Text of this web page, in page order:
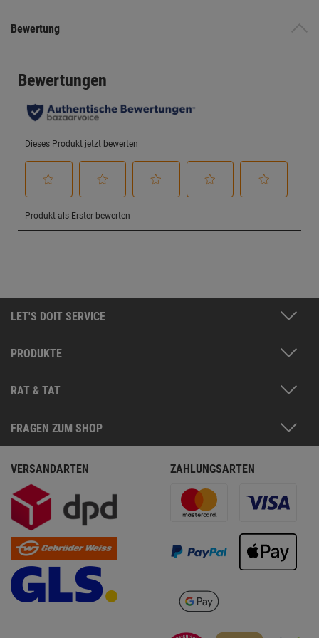
Bewertung
LET'S DOIT SERVICE
PRODUKTE
RAT & TAT
FRAGEN ZUM SHOP
VERSANDARTEN ZAHLUNGSARTEN